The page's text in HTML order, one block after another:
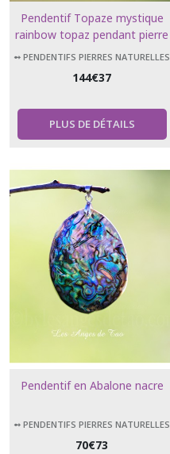
Pendentif Topaze mystique
rainbow topaz pendant pierre
topaze arc en ciel bijoux
topaz
➻ PENDENTIFS PIERRES NATURELLES
144€37
PLUS DE DÉTAILS
Pendentif en Abalone nacre
➻ PENDENTIFS PIERRES NATURELLES
70€73